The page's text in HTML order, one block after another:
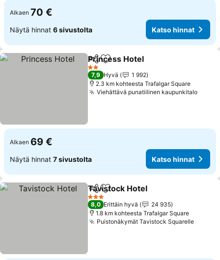
Alkaen 70 €
Näytä hinnat 6 sivustolta Katso hinnat
Jaa Lisää suosikkeihin
Princess Hotel
2 Tähtiluokitus
7,9 Hyvä
1 992
2.3 km kohteesta Trafalgar Square
Viehättävä punatiilinen kaupunkitalo
Alkaen 69 €
Näytä hinnat 7 sivustolta Katso hinnat
Jaa Lisää suosikkeihin
Tavistock Hotel
3 Tähtiluokitus
8,0 Erittäin hyvä
24 935
1.8 km kohteesta Trafalgar Square
Puistonäkymät Tavistock SquarelleKatso